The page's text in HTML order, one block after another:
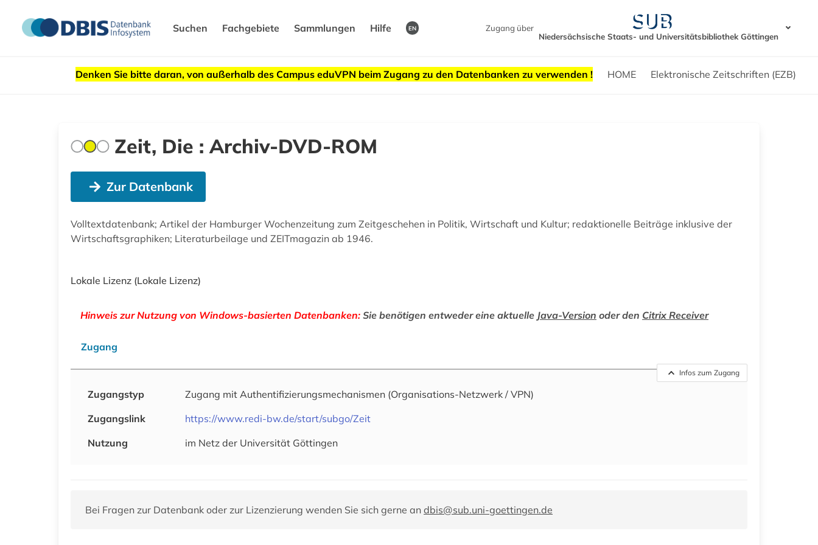
Suchen Fachgebiete Sammlungen Hilfe EN
Zugang über
Niedersächsische Staats- und Universitätsbibliothek Göttingen
Denken Sie bitte daran, von außerhalb des Campus eduVPN beim Zugang zu den Datenbanken zu verwenden ! HOME Elektronische Zeitschriften (EZB)
Zeit, Die : Archiv-DVD-ROM
Zur Datenbank
Volltextdatenbank; Artikel der Hamburger Wochenzeitung zum Zeitgeschehen in Politik, Wirtschaft und Kultur; redaktionelle Beiträge inklusive der
Wirtschaftsgraphiken; Literaturbeilage und ZEITmagazin ab 1946.
Lokale Lizenz (Lokale Lizenz)
Hinweis zur Nutzung von Windows-basierten Datenbanken: Sie benötigen entweder eine aktuelle Java-Version oder den Citrix Receiver
Zugang
Infos zum Zugang
Zugangstyp Zugang mit Authentifizierungsmechanismen (Organisations-Netzwerk / VPN)
Zugangslink
https://www.redi-bw.de/start/subgo/Zeit
Nutzung
im Netz der Universität Göttingen
Bei Fragen zur Datenbank oder zur Lizenzierung wenden Sie sich gerne an dbis@sub.uni-goettingen.de